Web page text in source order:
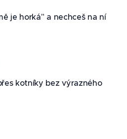
je horká" a nechceš na ní
kotníky bez výrazného